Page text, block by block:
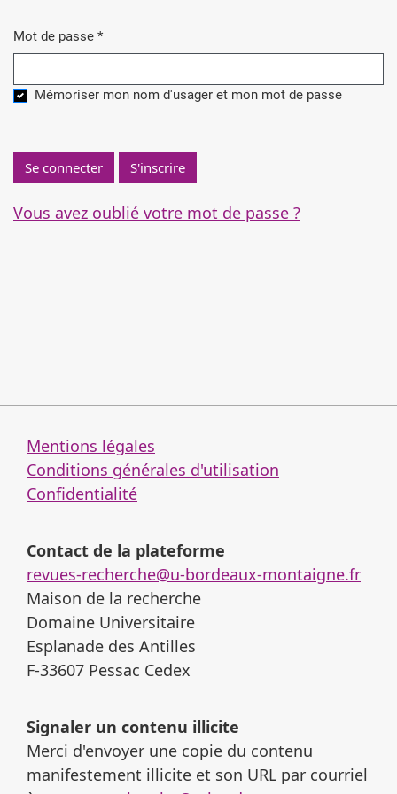
Mot de passe *
Obligatoire
Mémoriser mon nom d'usager et mon mot de passe
Se connecter S'inscrire
Vous avez oublié votre mot de passe ?
Mentions légales
Conditions générales d'utilisation
Confidentialité
Contact de la plateforme
revues-recherche@u-bordeaux-montaigne.fr
Maison de la recherche
Domaine Universitaire
Esplanade des Antilles
F-33607 Pessac Cedex
Signaler un contenu illicite
Merci d'envoyer une copie du contenu
manifestement illicite et son URL par courriel